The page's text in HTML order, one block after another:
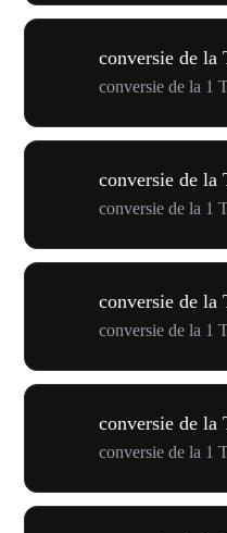
conversie de
conversie de la 1
conversie de
conversie de la 1
conversie de
conversie de la 1
conversie de
conversie de la 1